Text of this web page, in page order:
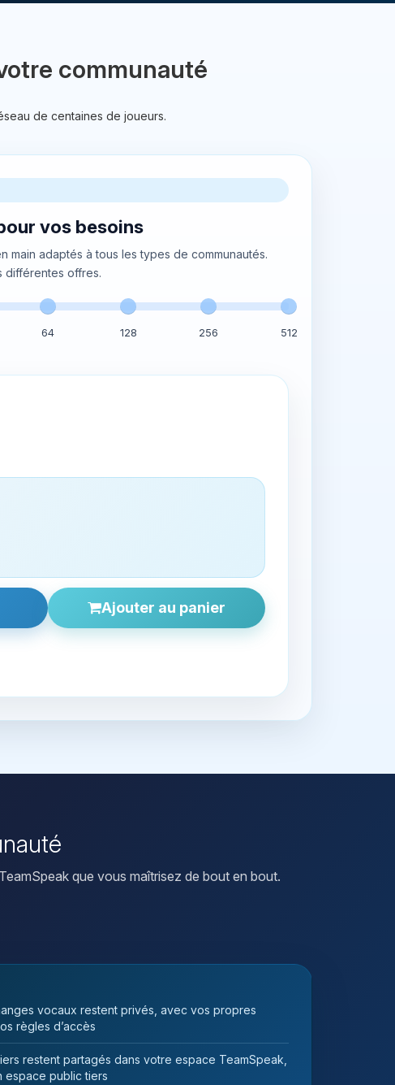
communauté
de centaines de joueurs.
vos besoins
main adaptés à tous les types de communautés.
différentes offres.
64 128 256 512
Ajouter au panier
que vous maîtrisez de bout en bout.
vocaux restent privés, avec vos propres
règles d’accès
restent partagés dans votre espace TeamSpeak,
espace public tiers